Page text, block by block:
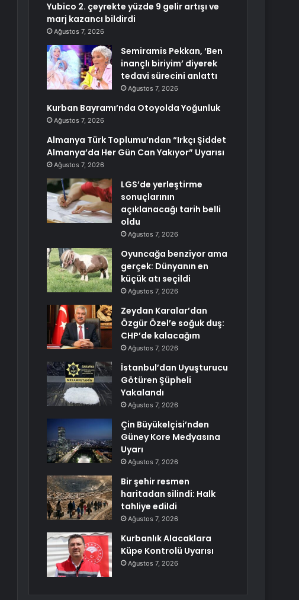
Yubico 2. çeyrekte yüzde 9 gelir artışı ve
marj kazancı bildirdi
Ağustos 7, 2026
Semiramis Pekkan, ‘Ben
inançlı biriyim’ diyerek
tedavi sürecini anlattı
Ağustos 7, 2026
Kurban Bayramı’nda Otoyolda Yoğunluk
Ağustos 7, 2026
Almanya Türk Toplumu’ndan “Irkçı Şiddet
Almanya’da Her Gün Can Yakıyor” Uyarısı
Ağustos 7, 2026
LGS’de yerleştirme
sonuçlarının
açıklanacağı tarih belli
oldu
Ağustos 7, 2026
Oyuncağa benziyor ama
gerçek: Dünyanın en
küçük atı seçildi
Ağustos 7, 2026
Zeydan Karalar’dan
Özgür Özel’e soğuk duş:
CHP’de kalacağım
Ağustos 7, 2026
İstanbul’dan Uyuşturucu
Götüren Şüpheli
Yakalandı
Ağustos 7, 2026
Çin Büyükelçisi’nden
Güney Kore Medyasına
Uyarı
Ağustos 7, 2026
Bir şehir resmen
haritadan silindi: Halk
tahliye edildi
Ağustos 7, 2026
Kurbanlık Alacaklara
Küpe Kontrolü Uyarısı
Ağustos 7, 2026